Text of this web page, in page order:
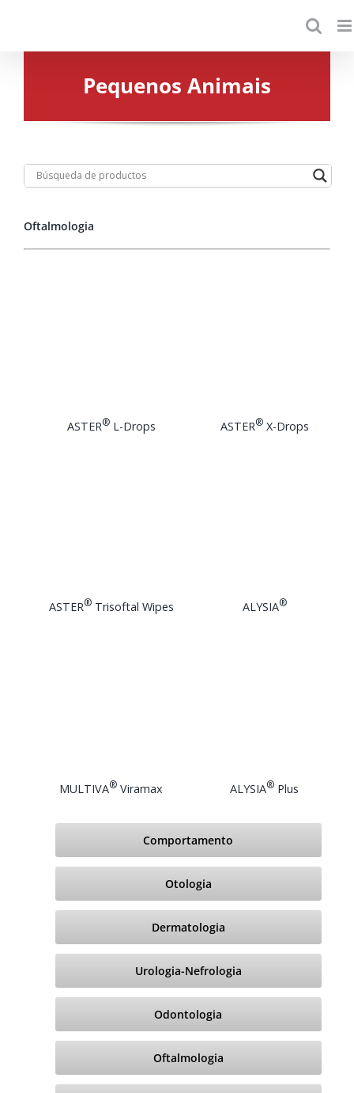
content
Pequenos Animais
Oftalmologia
ASTER®L-Drops ASTER®X-Drops
ASTER®Trisoftal Wipes ALYSIA®
MULTIVA® Viramax ALYSIA® Plus
Comportamento
Otologia
Dermatologia
Urologia-Nefrologia
Odontologia
Oftalmologia